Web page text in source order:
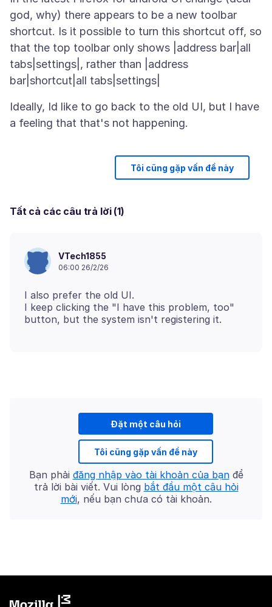
god, why) there appears to be a new toolbar
shortcut. Is it possible to turn this shortcut off, so
that the top toolbar only shows |address bar|all
tabs|settings|, rather than |address
Ideally, Id like to go back to the old UI, but I have
Tôi cũng gặp vấn đề này
Tất cả các câu trả lời (1)
VTech1855
06:00 26/2/26
I also prefer the old UI.
I keep clicking the "I have this problem, too"
Đặt một câu hỏi
Tôi cũng gặp vấn đề này
Bạn phải đăng nhập vào tài khoản của bạnđể
trả lời bài viết. Vui lòng bắt đầu một câu hỏi
mới, nếu bạn chưa có tài khoản.